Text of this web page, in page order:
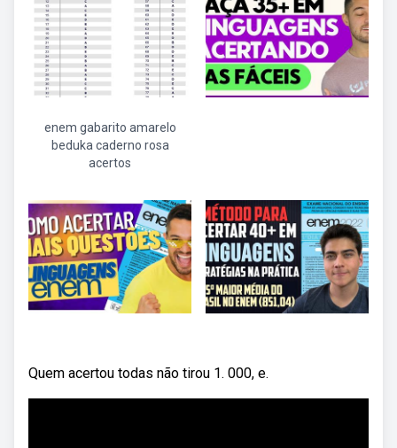
enem gabarito amarelo
beduka caderno rosa
acertos
Quem acertou todas não tirou 1. 000, e.